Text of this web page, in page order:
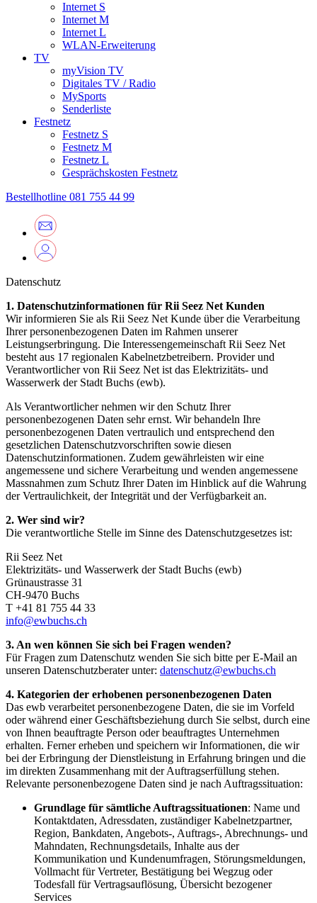
Internet S
Internet M
Internet L
WLAN-Erweiterung
TV
myVision TV
Digitales TV / Radio
MySports
Senderliste
Festnetz
Festnetz S
Festnetz M
Festnetz L
Gesprächskosten Festnetz
Bestellhotline 081 755 44 99
Datenschutz
1. Datenschutzinformationen für Rii Seez Net Kunden
Wir informieren Sie als Rii Seez Net Kunde über die Verarbeitung
Ihrer personenbezogenen Daten im Rahmen unserer
Leistungserbringung. Die Interessengemeinschaft Rii Seez Net
besteht aus 17 regionalen Kabelnetzbetreibern. Provider und
Verantwortlicher von Rii Seez Net ist das Elektrizitäts- und
Wasserwerk der Stadt Buchs (ewb).
Als Verantwortlicher nehmen wir den Schutz Ihrer
personenbezogenen Daten sehr ernst. Wir behandeln Ihre
personenbezogenen Daten vertraulich und entsprechend den
gesetzlichen Datenschutzvorschriften sowie diesen
Datenschutzinformationen. Zudem gewährleisten wir eine
angemessene und sichere Verarbeitung und wenden angemessene
Massnahmen zum Schutz Ihrer Daten im Hinblick auf die Wahrung
der Vertraulichkeit, der Integrität und der Verfügbarkeit an.
2. Wer sind wir?
Die verantwortliche Stelle im Sinne des Datenschutzgesetzes ist:
Rii Seez Net
Elektrizitäts- und Wasserwerk der Stadt Buchs (ewb)
Grünaustrasse 31
CH-9470 Buchs
T +41 81 755 44 33
info@ewbuchs.ch
3. An wen können Sie sich bei Fragen wenden?
Für Fragen zum Datenschutz wenden Sie sich bitte per E-Mail an
unseren Datenschutzberater unter: datenschutz@ewbuchs.ch
4. Kategorien der erhobenen personenbezogenen Daten
Das ewb verarbeitet personenbezogene Daten, die sie im Vorfeld
oder während einer Geschäftsbeziehung durch Sie selbst, durch eine
von Ihnen beauftragte Person oder beauftragtes Unternehmen
erhalten. Ferner erheben und speichern wir Informationen, die wir
bei der Erbringung der Dienstleistung in Erfahrung bringen und die
im direkten Zusammenhang mit der Auftragserfüllung stehen.
Relevante personenbezogene Daten sind je nach Auftragssituation:
Grundlage für sämtliche Auftragssituationen: Name und
Kontaktdaten, Adressdaten, zuständiger Kabelnetzpartner,
Region, Bankdaten, Angebots-, Auftrags-, Abrechnungs- und
Mahndaten, Rechnungsdetails, Inhalte aus der
Kommunikation und Kundenumfragen, Störungsmeldungen,
Vollmacht für Vertreter, Bestätigung bei Wegzug oder
Todesfall für Vertragsauflösung, Übersicht bezogener
Services